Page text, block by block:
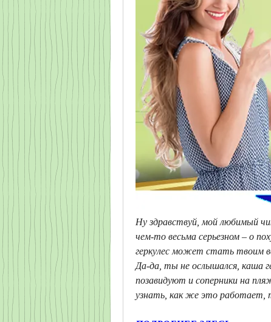
Ну здравствуй, мой любимый
чем-то весьма серьезном – о
геркулес может стать твоим
Да-да, ты не ослышался, каша
позавидуют и соперники на
узнать, как же это работает,